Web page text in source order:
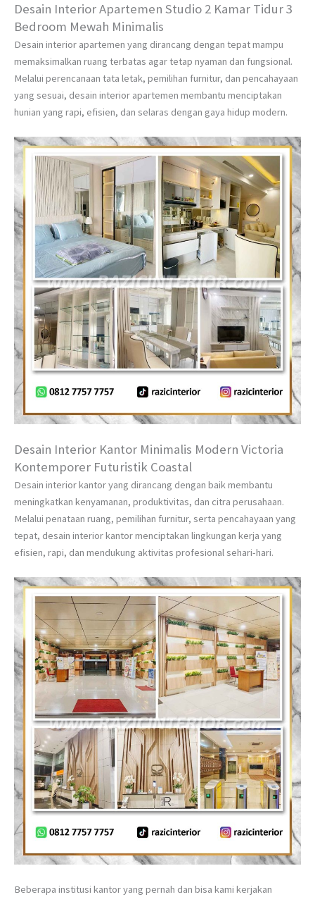
Desain Interior Apartemen Studio 2 Kamar Tidur 3
Bedroom Mewah Minimalis
Desain interior apartemen yang dirancang dengan tepat mampu
memaksimalkan ruang terbatas agar tetap nyaman dan fungsional.
Melalui perencanaan tata letak, pemilihan furnitur, dan pencahayaan
yang sesuai, desain interior apartemen membantu menciptakan
hunian yang rapi, efisien, dan selaras dengan gaya hidup modern.
Desain Interior Kantor Minimalis Modern Victoria
Kontemporer Futuristik Coastal
Desain interior kantor yang dirancang dengan baik membantu
meningkatkan kenyamanan, produktivitas, dan citra perusahaan.
Melalui penataan ruang, pemilihan furnitur, serta pencahayaan yang
tepat, desain interior kantor menciptakan lingkungan kerja yang
efisien, rapi, dan mendukung aktivitas profesional sehari-hari.
Beberapa institusi kantor yang pernah dan bisa kami kerjakan